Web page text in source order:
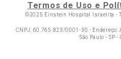
Termos de Uso e
©2025 Einstein Hospital Israelita -
CNPJ: 60.765.823/0001-30 -
São Paulo - SP